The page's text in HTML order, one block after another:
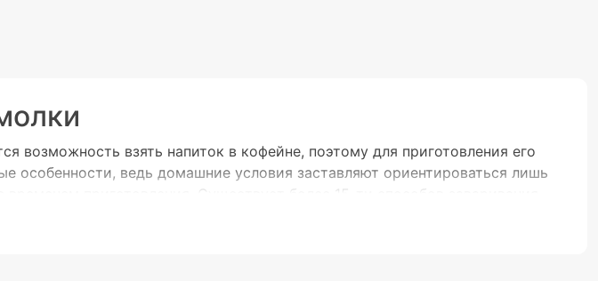
возможность взять напиток в кофейне, поэтому для приготовления его
особенности, ведь домашние условия заставляют ориентироваться лишь
приготовления. Существует более 15-ти способов заваривания
номер один влияющим на вкус. Незаменимым артефактов на пути